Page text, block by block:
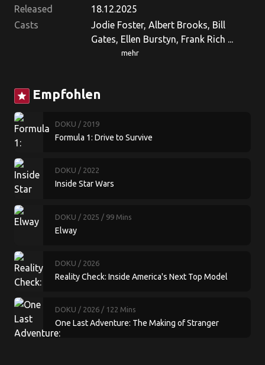
Released
18.12.2025
Casts
Jodie Foster, Albert Brooks, Bill
Gates, Ellen Burstyn, Frank Rich ...
mehr
star Empfohlen
DOKU / 2019
Formula 1: Drive to Survive
DOKU / 2022
Inside Star Wars
DOKU / 2025 / 99 Mins
Elway
DOKU / 2026
Reality Check: Inside America's Next Top Model
DOKU / 2026 / 122 Mins
One Last Adventure: The Making of Stranger
Things 5